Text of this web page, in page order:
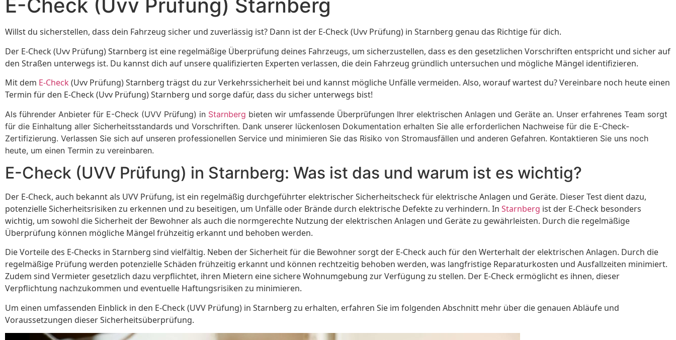
E-Check (Uvv Prüfung) Starnberg
Willst du sicherstellen, dass dein Fahrzeug sicher und zuverlässig ist? Dann ist der E-Check (Uvv Prüfung) in Starnberg genau das Richtige für dich.
Der E-Check (Uvv Prüfung) Starnberg ist eine regelmäßige Überprüfung deines Fahrzeugs, um sicherzustellen, dass es den gesetzlichen Vorschriften entspricht und sicher auf
den Straßen unterwegs ist. Du kannst dich auf unsere qualifizierten Experten verlassen, die dein Fahrzeug gründlich untersuchen und mögliche Mängel identifizieren.
Mit dem E-Check(Uvv Prüfung) Starnberg trägst du zur Verkehrssicherheit bei und kannst mögliche Unfälle vermeiden. Also, worauf wartest du? Vereinbare noch heute einen
Termin für den E-Check (Uvv Prüfung) Starnberg und sorge dafür, dass du sicher unterwegs bist!
Als führender Anbieter für E-Check (UVV Prüfung) in Starnberg bieten wir umfassende Überprüfungen Ihrer elektrischen Anlagen und Geräte an. Unser erfahrenes Team sorgt
für die Einhaltung aller Sicherheitsstandards und Vorschriften. Dank unserer lückenlosen Dokumentation erhalten Sie alle erforderlichen Nachweise für die E-Check-
Zertifizierung. Verlassen Sie sich auf unseren professionellen Service und minimieren Sie das Risiko von Stromausfällen und anderen Gefahren. Kontaktieren Sie uns noch
heute, um einen Termin zu vereinbaren.
E-Check (UVV Prüfung) in Starnberg: Was ist das und warum ist es wichtig?
Der E-Check, auch bekannt als UVV Prüfung, ist ein regelmäßig durchgeführter elektrischer Sicherheitscheck für elektrische Anlagen und Geräte. Dieser Test dient dazu,
potenzielle Sicherheitsrisiken zu erkennen und zu beseitigen, um Unfälle oder Brände durch elektrische Defekte zu verhindern. In Starnberg ist der E-Check besonders
wichtig, um sowohl die Sicherheit der Bewohner als auch die normgerechte Nutzung der elektrischen Anlagen und Geräte zu gewährleisten. Durch die regelmäßige
Überprüfung können mögliche Mängel frühzeitig erkannt und behoben werden.
Die Vorteile des E-Checks in Starnberg sind vielfältig. Neben der Sicherheit für die Bewohner sorgt der E-Check auch für den Werterhalt der elektrischen Anlagen. Durch die
regelmäßige Prüfung werden potenzielle Schäden frühzeitig erkannt und können rechtzeitig behoben werden, was langfristige Reparaturkosten und Ausfallzeiten minimiert.
Zudem sind Vermieter gesetzlich dazu verpflichtet, ihren Mietern eine sichere Wohnumgebung zur Verfügung zu stellen. Der E-Check ermöglicht es ihnen, dieser
Verpflichtung nachzukommen und eventuelle Haftungsrisiken zu minimieren.
Um einen umfassenden Einblick in den E-Check (UVV Prüfung) in Starnberg zu erhalten, erfahren Sie im folgenden Abschnitt mehr über die genauen Abläufe und
Voraussetzungen dieser Sicherheitsüberprüfung.